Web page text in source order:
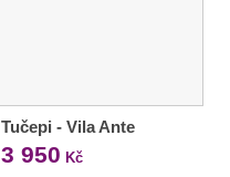
Tučepi - Vila Ante
3 950 Kč